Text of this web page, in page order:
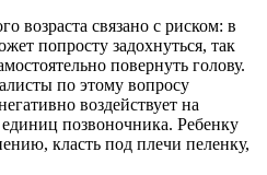
возраста связано с риском: в
попросту задохнуться, так
повернуть голову.
по этому вопросу
воздействует на
позвоночника. Ребенку
класть под плечи пеленку,